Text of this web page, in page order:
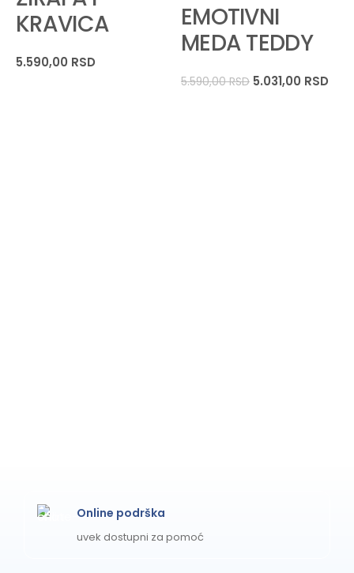
KRAVICA
5.590,00 RSD
EMOTIVNI
MEDA TEDDY
5.590,00RSD 5.031,00 RSD
Online podrška
uvek dostupni za pomoć